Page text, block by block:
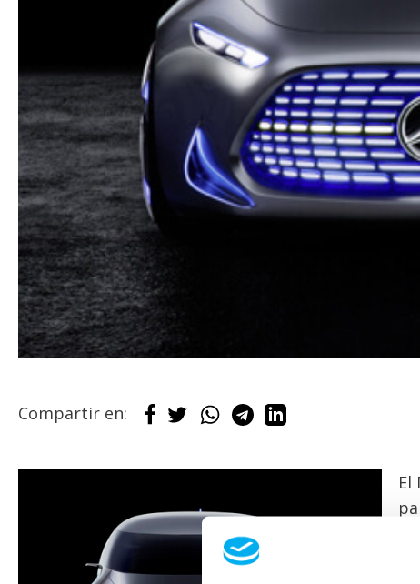
Compartir en:
El